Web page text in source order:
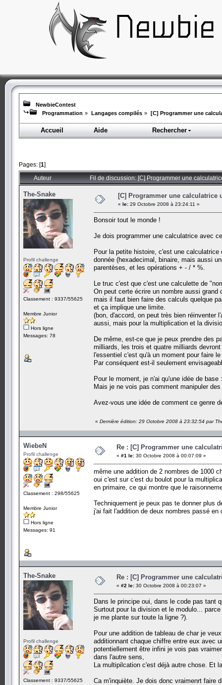
NewbieContest
Programmation » Langages compilés » [C] Programmer une
Accueil Aide Rechercher
Pages: [1]
Auteur Fil de discussion: [C] Programmer une
The-Snake
Profil challenge
Classement : 9337/55625
Membre Junior
Hors ligne
Messages: 78
[C] Programmer une calculatrice
« le: 29 Octobre 2008 à 23:24:11 »
Bonsoir tout le monde !
Je dois programmer une calculatrice avec
Pour la petite histoire, c'est une
donnée (hexadecimal, binaire, mais aussi
parentèses, et les opérations + - / * %.
Le truc c'est que c'est une calculette de
On peut certe écrire un nombre aussi
mais il faut bien faire des calculs quelque
et ça implique une limite.
(bon, d'accord, on peut très bien réinventer
aussi, mais pour la multiplication et la
De même, est-ce que je peux prendre des
milliards, les trois et quatre milliards
l'essentiel c'est qu'à un moment pour faire
Par conséquent est-il seulement
Pour le moment, je n'ai qu'une idée de
Mais je ne vois pas comment manipuler
Avez-vous une idée de comment ce genre
« Dernière édition: 29 Octobre 2008 à 23:32:54 par
WiebeN
Profil challenge
Classement : 298/55625
Membre Junior
Hors ligne
Messages: 91
Re : [C] Programmer une
« #1 le: 30 Octobre 2008 à 00:07:09 »
même une addition de 2 nombres de 1000
oui c'est sur c'est du boulot pour la
en primaire, ce qui montre que le
Techniquement je peux pas te donner plus
j'ai fait l'addition de deux nombres passé
The-Snake
Profil challenge
Classement : 9337/55625
Re : [C] Programmer une
« #2 le: 30 Octobre 2008 à 00:23:07 »
Dans le principe oui, dans le code pas tant
Surtout pour la division et le modulo...
je me plante sur toute la ligne ?).
Pour une addition de tableau de char je
additionnant chaque chiffre entre eux avec
potentiellement être infini je vois pas
dans l'autre sens,
La multipilcation c'est déjà autre chose. Et
Ca m'inquiète. Je dois donc vraimenrt faire